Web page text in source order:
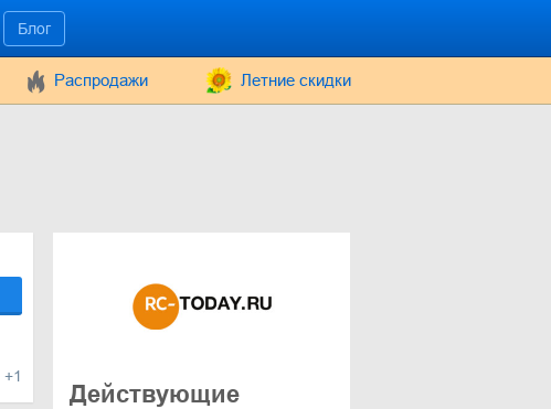
Блог
Распродажи Летние скидки
+1
Действующие